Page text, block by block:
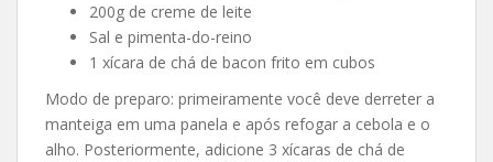
200g de creme de leite
Sal e pimenta-do-reino
1 xícara de chá de bacon frito em cubos
Modo de preparo: primeiramente você deve derreter a
manteiga em uma panela e após refogar a cebola e o
alho. Posteriormente, adicione 3 xícaras de chá de